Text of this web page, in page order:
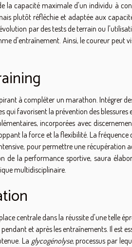
la capacité maximale d'un individu à
plutôt réfléchie et adaptée aux
par des tests de terrain ou
d'entraînement. Ainsi, le coureur peut
à compléter un marathon. Intégrer
favorisent la prévention des blessures
incorporées avec
la force et la flexibilité. La fréquence
pour permettre une récupération
de la performance sportive, saura
multidisciplinaire.
centrale dans la réussite d'une telle
et après les entraînements. Il est
La glycogénolyse, processus par